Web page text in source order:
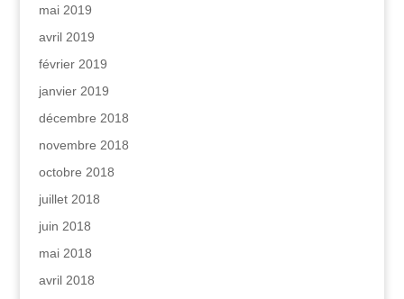
mai 2019
avril 2019
février 2019
janvier 2019
décembre 2018
novembre 2018
octobre 2018
juillet 2018
juin 2018
mai 2018
avril 2018